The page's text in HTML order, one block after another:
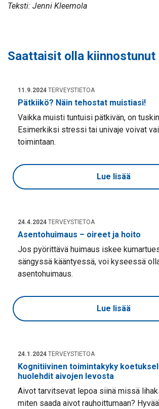
Teksti: Jenni Kleemola
Saattaisit olla kiinnostunut
11.9.2024 TERVEYSTIETOA
Pätkiikö? Näin tehostat muistiasi!
Vaikka muisti tuntuisi pätkivän, on
Esimerkiksi stressi tai univaje voivat
toimintaan.
Lue lisää
24.4.2024 TERVEYSTIETOA
Asentohuimaus – oireet ja hoito
Jos pyörittävä huimaus iskee
sängyssä kääntyessä, voi kyseessä
asentohuimaus.
Lue lisää
24.1.2024 TERVEYSTIETOA
Kognitiivinen toimintakyky
huolehdit aivojen levosta
Aivot tarvitsevat lepoa siinä missä
miten saada aivot rauhoittumaan? Hyvää